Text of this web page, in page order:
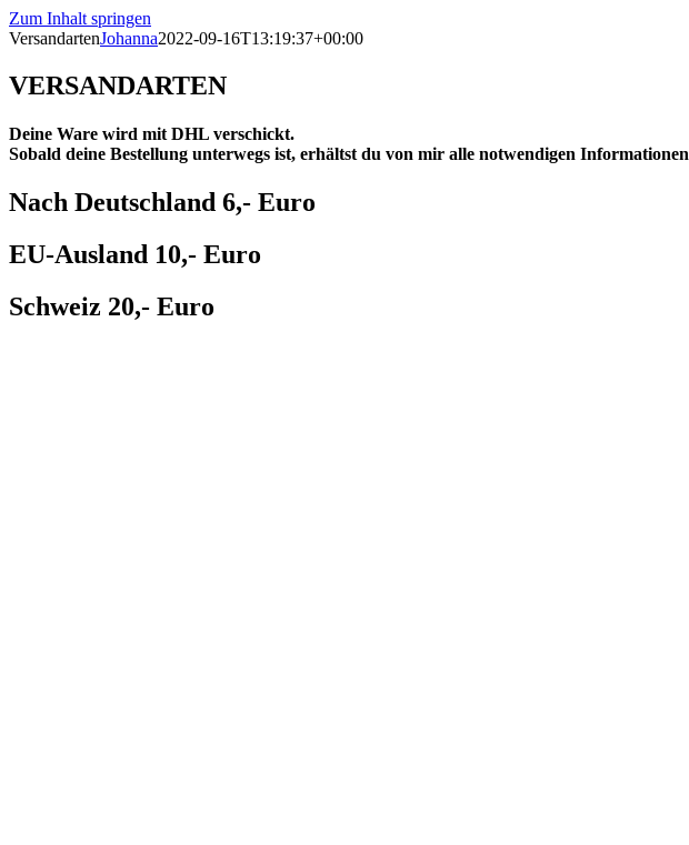
Zum Inhalt springen
VersandartenJohanna2022-09-16T13:19:37+00:00
VERSANDARTEN
Deine Ware wird mit DHL verschickt.
Sobald deine Bestellung unterwegs ist, erhältst du von mir alle notwendigen Informationen
Nach Deutschland 6,- Euro
EU-Ausland 10,- Euro
Schweiz 20,- Euro